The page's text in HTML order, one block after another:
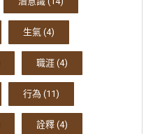
生氣 (4)
職涯 (4)
行為 (11)
詮釋 (4)